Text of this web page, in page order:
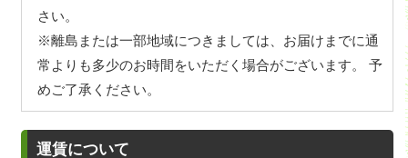
さい。
※離島または一部地域につきましては、お届けまでに通
常よりも多少のお時間をいただく場合がございます。 予
めご了承ください。
運賃について